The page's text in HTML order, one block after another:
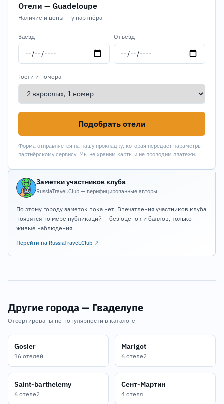
Отели — Guadeloupe
Наличие и цены — у партнёра
Заезд Отъезд
Гости и номера
Подобрать отели
Форма отправляется на нашу прокладку, которая передаёт параметры
партнёрскому сервису. Мы не храним карты и не проводим платежи.
Заметки участников клуба
RussiaTravel.Club — верифицированные авторы
По этому городу заметок пока нет. Впечатления участников клуба
появятся по мере публикаций — без оценок и баллов, только
живые наблюдения.
Перейти на RussiaTravel.Club ↗
Другие города — Гваделупе
Отсортированы по популярности в каталоге
Gosier
16 отелей
Marigot
6 отелей
Saint-barthelemy
6 отелей
Сент-Мартин
4 отеля